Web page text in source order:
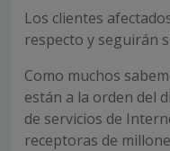
Los clientes
respecto y seguirán
Como muchos
están a la orden del
de servicios de
receptoras de